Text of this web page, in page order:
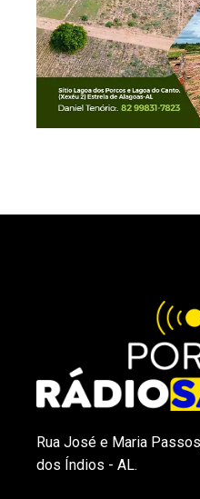
Rua José e Maria
dos Índios - AL.